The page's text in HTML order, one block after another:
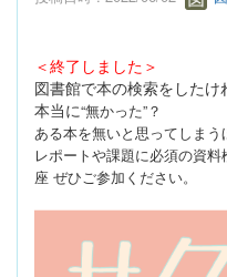
＜終了しました＞
図書館で本の検索をしたけ
本当に“無かった”？
ある本を無いと思ってしま
レポートや課題に必須の資
座 ぜひご参加ください。